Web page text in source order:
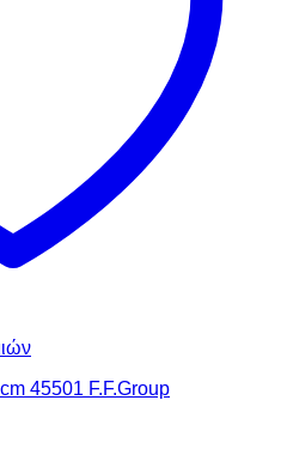
45501 F.F.Group